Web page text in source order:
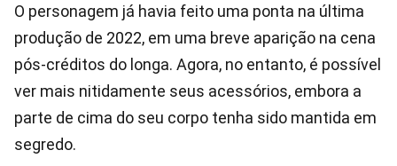
O personagem já havia feito uma ponta na última
produção de 2022, em uma breve aparição na cena
pós-créditos do longa. Agora, no entanto, é possível
ver mais nitidamente seus acessórios, embora a
parte de cima do seu corpo tenha sido mantida em
segredo.